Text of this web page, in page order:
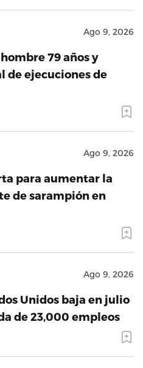
Ago 9, 2026
79 años y
de ejecuciones de
Ago 9, 2026
para aumentar la
de sarampión en
Ago 9, 2026
Unidos baja en julio
de 23,000 empleos